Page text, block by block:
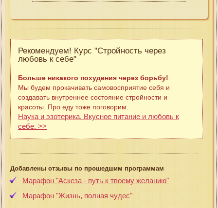
Рекомендуем! Курс "Стройность через
любовь к себе"
Больше никакого похудения через борьбу!
Мы будем прокачивать самовосприятие себя и
создавать внутреннее состояние стройности и
красоты. Про еду тоже поговорим.
Наука и эзотерика. Вкусное питание и любовь к
себе. >>
Добавлены отзывы по прошедшим программам
Марафон "Аскеза - путь к твоему желанию"
Марафон "Жизнь, полная чудес"